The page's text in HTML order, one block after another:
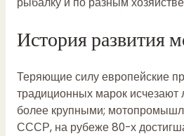
История развития
Теряющие силу европейские
традиционных марок исчезают
более крупными;
СССР, на рубеже 80-х